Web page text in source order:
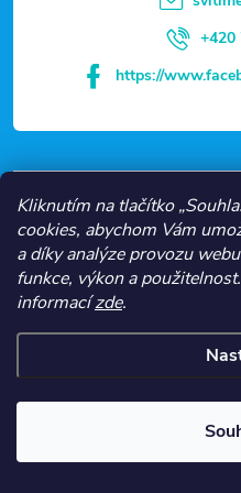
Kliknutím na tlačítko
cookies, abychom Vám
a díky analýze provozu
funkce, výkon a použitelnost.
informacízde.
VŠE O NÁKUPU
NEJČASTĚJŠÍ
+420
https://
Copyright 2026Svítíme